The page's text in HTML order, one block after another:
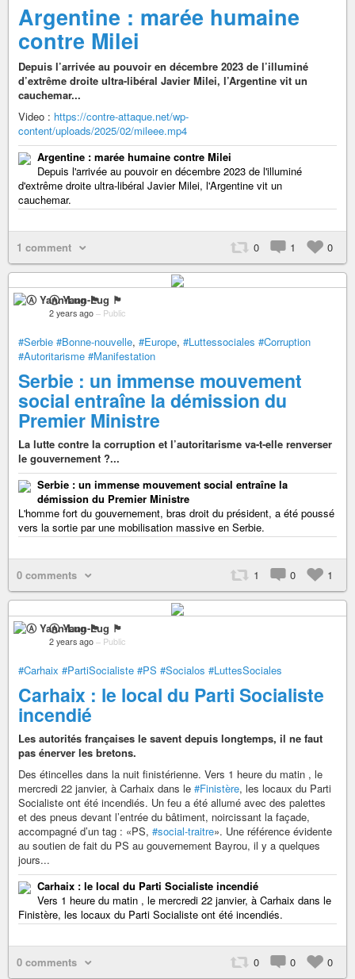
Argentine : marée humaine
contre Milei
Depuis l’arrivée au pouvoir en décembre 2023 de l’illuminé
d’extrême droite ultra-libéral Javier Milei, l’Argentine vit un
cauchemar...
Video : https://contre-attaque.net/wp-
content/uploads/2025/02/mileee.mp4
Argentine : marée humaine contre Milei
Depuis l'arrivée au pouvoir en décembre 2023 de l'illuminé
d'extrême droite ultra-libéral Javier Milei, l'Argentine vit un
cauchemar.
1 comment 0 1 0
Ⓐ Yann-Lug 🏴
2 years ago – Public
#Serbie #Bonne-nouvelle, #Europe, #Luttessociales #Corruption
#Autoritarisme #Manifestation
Serbie : un immense mouvement
social entraîne la démission du
Premier Ministre
La lutte contre la corruption et l’autoritarisme va-t-elle renverser
le gouvernement ?...
Serbie : un immense mouvement social entraîne la
démission du Premier Ministre
L'homme fort du gouvernement, bras droit du président, a été poussé
vers la sortie par une mobilisation massive en Serbie.
0 comments 1 0 1
Ⓐ Yann-Lug 🏴
2 years ago – Public
#Carhaix #PartiSocialiste #PS #Socialos #LuttesSociales
Carhaix : le local du Parti Socialiste
incendié
Les autorités françaises le savent depuis longtemps, il ne faut
pas énerver les bretons.
Des étincelles dans la nuit finistérienne. Vers 1 heure du matin , le
mercredi 22 janvier, à Carhaix dans le #Finistère, les locaux du Parti
Socialiste ont été incendiés. Un feu a été allumé avec des palettes
et des pneus devant l’entrée du bâtiment, noircissant la façade,
accompagné d’un tag : «PS, #social-traitre». Une référence évidente
au soutien de fait du PS au gouvernement Bayrou, il y a quelques
jours...
Carhaix : le local du Parti Socialiste incendié
Vers 1 heure du matin , le mercredi 22 janvier, à Carhaix dans le
Finistère, les locaux du Parti Socialiste ont été incendiés.
0 comments 0 0 0